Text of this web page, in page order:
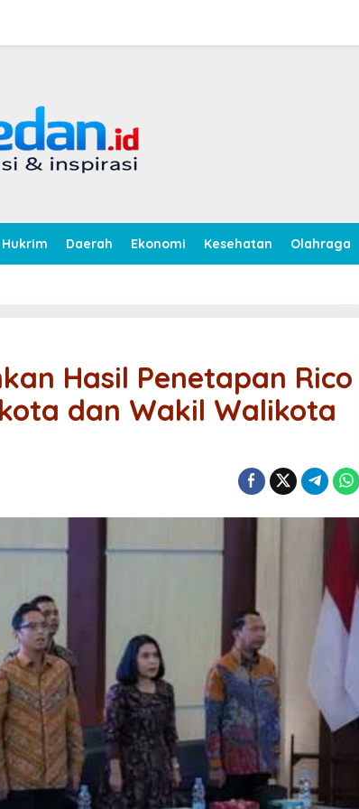
Hukrim Daerah Ekonomi Kesehatan Olahraga
Hasil Penetapan Rico
dan Wakil Walikota